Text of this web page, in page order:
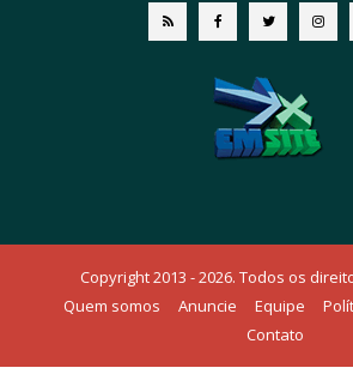
Copyright 2013 - 2026. Todos os
Quem somos
Anuncie Equipe
Contato